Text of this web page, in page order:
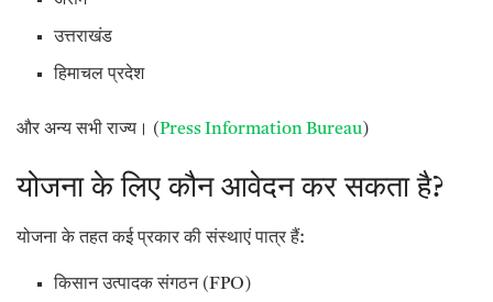
उत्तराखंड
हिमाचल प्रदेश
और अन्य सभी राज्य। (Press Information Bureau)
योजना के लिए कौन आवेदन कर सकता है?
योजना के तहत कई प्रकार की संस्थाएं पात्र हैं:
किसान उत्पादक संगठन (FPO)